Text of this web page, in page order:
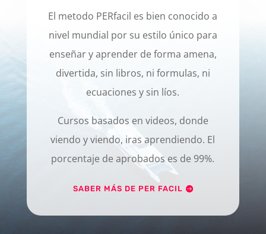
El metodo PERfacil es bien conocido a
nivel mundial por su estilo único para
enseñar y aprender de forma amena,
divertida, sin libros, ni formulas, ni
ecuaciones y sin líos.
Cursos basados en videos, donde
viendo y viendo, iras aprendiendo. El
porcentaje de aprobados es de 99%.
SABER MÁS DE PER FACIL